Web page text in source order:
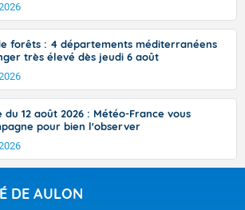
forêts : 4 départements méditerranéens
très élevé dès jeudi 6 août
du 12 août 2026 : Météo-France vous
pour bien l'observer
DE AULON